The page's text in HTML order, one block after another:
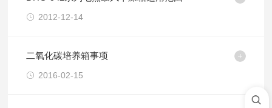
2012-12-14
二氧化碳培养箱事项
2016-02-15